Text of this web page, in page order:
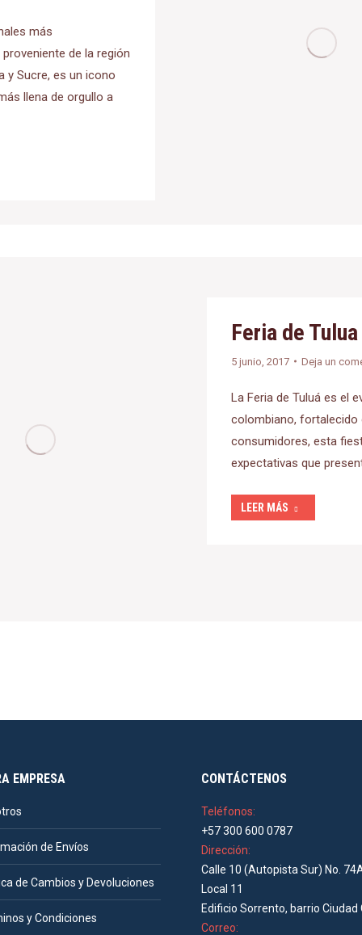
más
de la región
y Sucre, es un icono
llena de orgullo a
Feria de Tulua
5 junio, 2017 Deja un
La Feria de Tuluá es el
colombiano, fortalecido
consumidores, esta
expectativas que
LEER MÁS
EMPRESA
de Envíos
de Cambios y Devoluciones
y Condiciones
CONTÁCTENOS
Teléfonos:
+57 300 600 0787
Dirección:
Calle 10 (Autopista Sur) No.
Local 11
Edificio Sorrento, barrio Ciudad
Correo: